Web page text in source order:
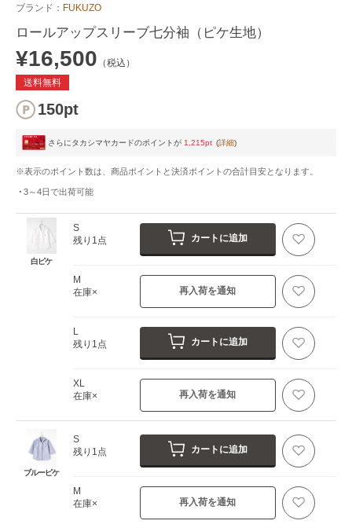
ブランド： FUKUZO
ロールアップスリーブ七分袖（ピケ生地）
¥16,500 （税込）
送料無料
150pt
さらにタカシマヤカードのポイントが 1,215pt (詳細)
※表示のポイント数は、商品ポイントと決済ポイントの合計目安となります。
3～4日で出荷可能
白ピケ
S
残り1点
カートに追加
M
在庫×
再入荷を通知
L
残り1点
カートに追加
XL
在庫×
再入荷を通知
ブルーピケ
S
残り1点
カートに追加
M
在庫×
再入荷を通知